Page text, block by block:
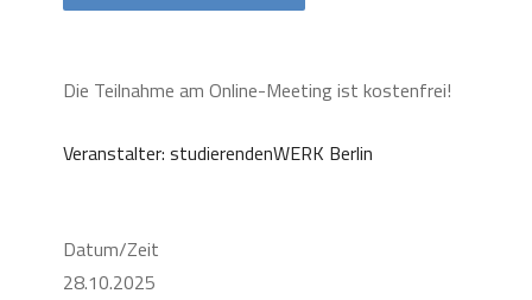
Die Teilnahme am Online-Meeting ist kostenfrei!
Veranstalter: studierendenWERK Berlin
Datum/Zeit
28.10.2025